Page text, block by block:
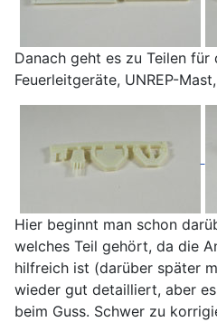
Danach geht es zu Teilen für
Feuerleitgeräte, UNREP-
Hier beginnt man schon
welches Teil gehört, da die
hilfreich ist (darüber später
wieder gut detailliert, aber
beim Guss. Schwer zu